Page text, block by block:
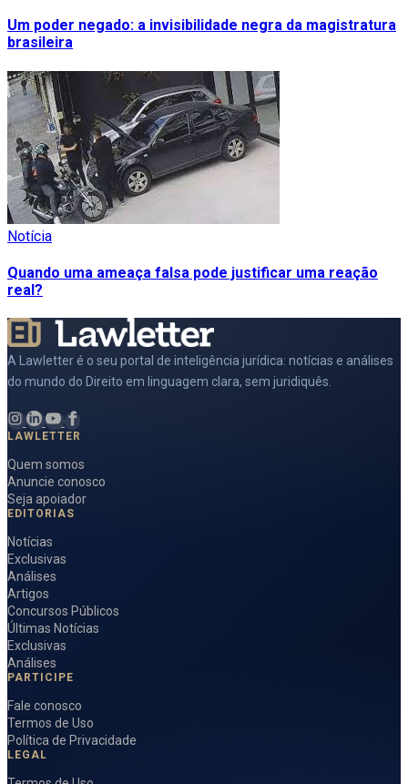
Um poder negado: a invisibilidade negra da magistratura
brasileira
Notícia
Quando uma ameaça falsa pode justificar uma reação
real?
A Lawletter é o seu portal de inteligência jurídica: notícias e análises
do mundo do Direito em linguagem clara, sem juridiquês.
LAWLETTER
Quem somos
Anuncie conosco
Seja apoiador
EDITORIAS
Notícias
Exclusivas
Análises
Artigos
Concursos Públicos
Últimas Notícias
Exclusivas
Análises
PARTICIPE
Fale conosco
Termos de Uso
Política de Privacidade
LEGAL